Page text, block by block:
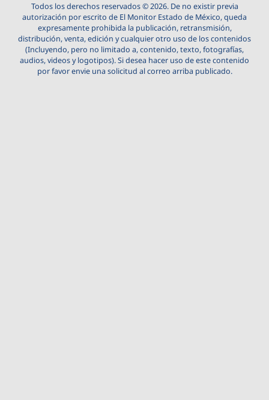
Todos los derechos reservados © 2026. De no existir previa
autorización por escrito de El Monitor Estado de México, queda
expresamente prohibida la publicación, retransmisión,
distribución, venta, edición y cualquier otro uso de los contenidos
(Incluyendo, pero no limitado a, contenido, texto, fotografías,
audios, videos y logotipos). Si desea hacer uso de este contenido
por favor envie una solicitud al correo arriba publicado.